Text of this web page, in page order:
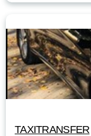
TAXITRANSFER